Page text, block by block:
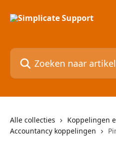
Zoeken naar artikelen ...
Alle collecties
Koppelingen
Accountancy koppelingen